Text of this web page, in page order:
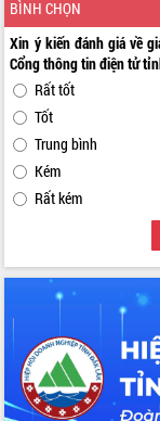
BÌNH CHỌN
Xin ý kiến đánh giá về
Cổng thông tin điện tử
Rất tốt
Tốt
Trung bình
Kém
Rất kém